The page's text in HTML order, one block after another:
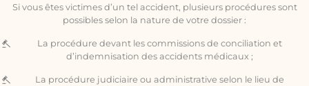
Si vous êtes victimes d’un tel accident, plusieurs procédures sont
possibles selon la nature de votre dossier :
La procédure devant les commissions de conciliation et
d’indemnisation des accidents médicaux ;
La procédure judiciaire ou administrative selon le lieu de